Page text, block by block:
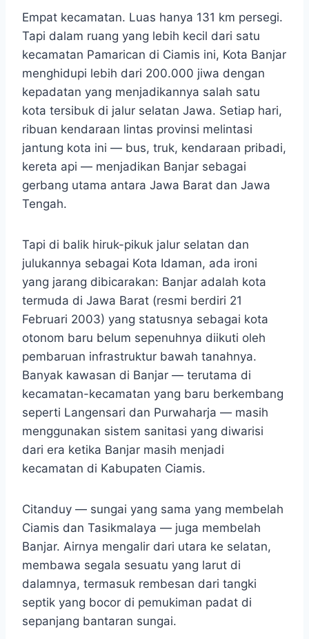
Empat kecamatan. Luas hanya 131 km persegi.
Tapi dalam ruang yang lebih kecil dari satu
kecamatan Pamarican di Ciamis ini, Kota Banjar
menghidupi lebih dari 200.000 jiwa dengan
kepadatan yang menjadikannya salah satu
kota tersibuk di jalur selatan Jawa. Setiap hari,
ribuan kendaraan lintas provinsi melintasi
jantung kota ini — bus, truk, kendaraan pribadi,
kereta api — menjadikan Banjar sebagai
gerbang utama antara Jawa Barat dan Jawa
Tengah.
Tapi di balik hiruk-pikuk jalur selatan dan
julukannya sebagai Kota Idaman, ada ironi
yang jarang dibicarakan: Banjar adalah kota
termuda di Jawa Barat (resmi berdiri 21
Februari 2003) yang statusnya sebagai kota
otonom baru belum sepenuhnya diikuti oleh
pembaruan infrastruktur bawah tanahnya.
Banyak kawasan di Banjar — terutama di
kecamatan-kecamatan yang baru berkembang
seperti Langensari dan Purwaharja — masih
menggunakan sistem sanitasi yang diwarisi
dari era ketika Banjar masih menjadi
kecamatan di Kabupaten Ciamis.
Citanduy — sungai yang sama yang membelah
Ciamis dan Tasikmalaya — juga membelah
Banjar. Airnya mengalir dari utara ke selatan,
membawa segala sesuatu yang larut di
dalamnya, termasuk rembesan dari tangki
septik yang bocor di pemukiman padat di
sepanjang bantaran sungai.